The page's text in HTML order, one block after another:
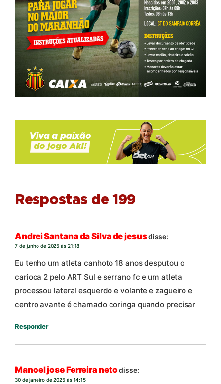
Respostas de 199
Andrei Santana da Silva de jesusdisse:
7 de junho de 2025 às 21:18
Eu tenho um atleta canhoto 18 anos desputou o
carioca 2 pelo ART Sul e serrano fc e um atleta
processou lateral esquerdo e volante e zagueiro e
centro avante é chamado coringa quando precisar
Responder
Manoel jose Ferreira neto disse:
30 de janeiro de 2025 às 14:15